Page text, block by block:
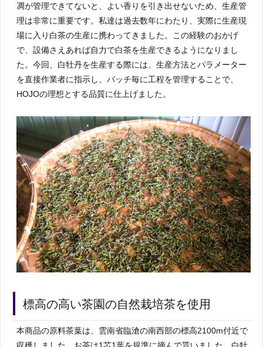
凋が管理できてないと、よい香りを引き出せないため、生産管
理は非常に重要です。私達は過去数年にわたり、実際に生産現
場に入り白茶の生産に携わってきました。この経験のおかげ
で、設備さえあれば自力で白茶を生産できるようになりまし
た。今回、白牡丹を生産する際には、生産方法とパラメーター
を直接作業者に指示し、バッチ毎に工程を管理することで、
HOJOの理想とする品質に仕上げました。
標高の高い茶園の自然栽培茶を使用
本商品の原料茶葉は、雲南省臨滄の南西部の標高2100m付近で